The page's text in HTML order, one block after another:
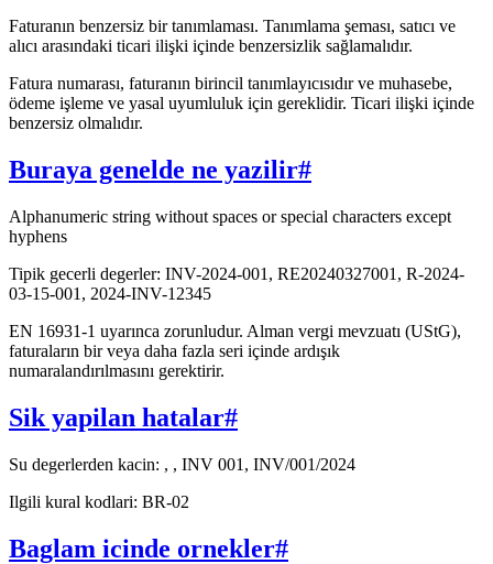
Faturanın benzersiz bir tanımlaması. Tanımlama şeması, satıcı ve
alıcı arasındaki ticari ilişki içinde benzersizlik sağlamalıdır.
Fatura numarası, faturanın birincil tanımlayıcısıdır ve muhasebe,
ödeme işleme ve yasal uyumluluk için gereklidir. Ticari ilişki içinde
benzersiz olmalıdır.
Buraya genelde ne yazilir#
Alphanumeric string without spaces or special characters except
hyphens
Tipik gecerli degerler: INV-2024-001, RE20240327001, R-2024-
03-15-001, 2024-INV-12345
EN 16931-1 uyarınca zorunludur. Alman vergi mevzuatı (UStG),
faturaların bir veya daha fazla seri içinde ardışık
numaralandırılmasını gerektirir.
Sik yapilan hatalar#
Su degerlerden kacin: , , INV 001, INV/001/2024
Ilgili kural kodlari: BR-02
Baglam icinde ornekler#